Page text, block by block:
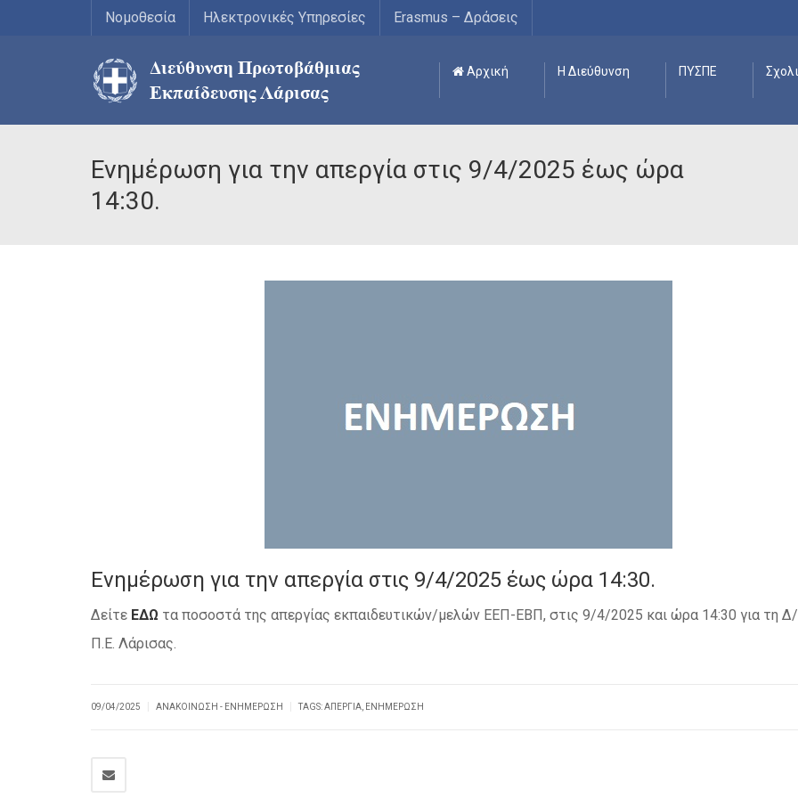
Νομοθεσία Ηλεκτρονικές Υπηρεσίες Erasmus – Δράσεις
Αρχική Η Διεύθυνση ΠΥΣΠΕ
Ενημέρωση για την απεργία στις 9/4/2025 έως ώρα
14:30.
Ενημέρωση για την απεργία στις 9/4/2025 έως ώρα 14:30.
Δείτε ΕΔΩ τα ποσοστά της απεργίας εκπαιδευτικών/μελών ΕΕΠ-ΕΒΠ, στις 9/4/2025 και ώρα 14:30 για τη
Π.Ε. Λάρισας.
09/04/2025 ΑΝΑΚΟΊΝΩΣΗ - ΕΝΗΜΈΡΩΣΗ TAGS:ΑΠΕΡΓΊΑ ΕΝΗΜΈΡΩΣΗ